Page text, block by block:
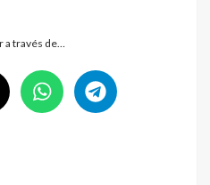
a través de…